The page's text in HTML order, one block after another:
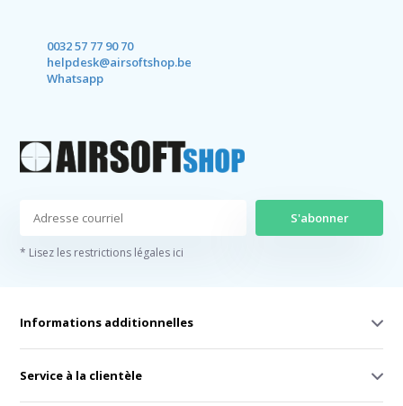
0032 57 77 90 70
helpdesk@airsoftshop.be
Whatsapp
S'abonner
* Lisez les restrictions légales ici
Informations additionnelles
Service à la clientèle